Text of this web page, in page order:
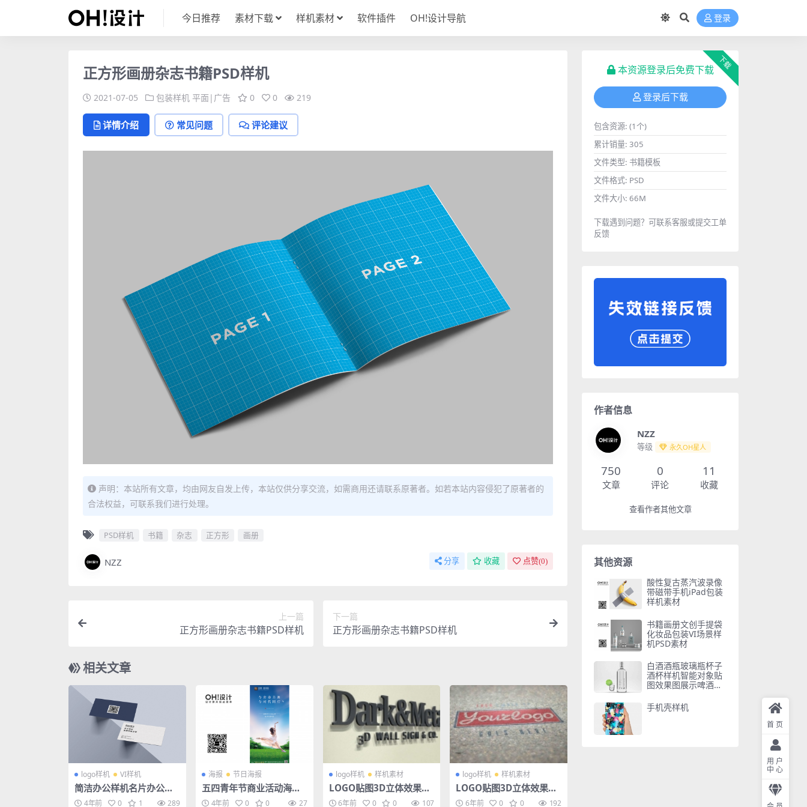
今日推荐 素材下载 样机素材 软件插件 OH!设计导航 登录
正方形画册杂志书籍PSD样机
2021-07-05 包装样机 平面|广告 0 0 219
详情介绍 常见问题 评论建议
声明：本站所有文章，均由网友自发上传，本站仅供分享交流，如需商用还请联系原著者。如若本站内容侵犯了原著者的
合法权益，可联系我们进行处理。
PSD样机 书籍 杂志 正方形 画册
NZZ 分享 收藏 点赞(0)
上一篇
正方形画册杂志书籍PSD样机
下一篇
正方形画册杂志书籍PSD样机
相关文章
logo样机 VI样机
简洁办公样机名片办公场
景样机PSD素材
4年前 0 1 289
海报 节日海报
五四青年节商业活动海报P
SD设计素材
4年前 0 0 27
logo样机 样机素材
LOGO贴图3D立体效果VI
导视智能贴图PS样机素材
6年前 0 0 107
logo样机 样机素材
LOGO贴图3D立体效果VI
导视智能贴图PS样机素材
6年前 0 0 192
下载
本资源登录后免费下载
登录后下载
包含资源: (1个)
累计销量: 305
文件类型: 书籍模板
文件格式: PSD
文件大小: 66M
下载遇到问题？可联系客服或提交工单
反馈
作者信息
NZZ
等级 永久OH星人
750
文章
0
评论
11
收藏
查看作者其他文章
其他资源
酸性复古蒸汽波录像
带磁带手机iPad包装
样机素材
书籍画册文创手提袋
化妆品包装VI场景样
机PSD素材
白酒酒瓶玻璃瓶杯子
酒杯样机智能对象贴
图效果图展示啤酒纸
素材
手机壳样机
首页
用户
中心